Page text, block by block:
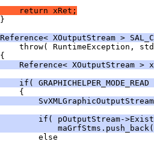
return xRet;
XOutputStream >
Reference< XOutputStream >
if( GRAPHICHELPER_MODE_READ
if( pOutputStream-